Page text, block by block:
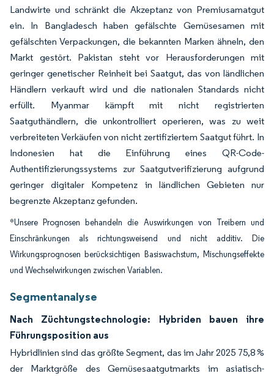
Landwirte und schränkt die Akzeptanz von Premiusamatgut
ein. In Bangladesch haben gefälschte Gemüsesamen mit
gefälschten Verpackungen, die bekannten Marken ähneln, den
Markt gestört. Pakistan steht vor Herausforderungen mit
geringer genetischer Reinheit bei Saatgut, das von ländlichen
Händlern verkauft wird und die nationalen Standards nicht
erfüllt. Myanmar kämpft mit nicht registrierten
Saatguthändlern, die unkontrolliert operieren, was zu weit
verbreiteten Verkäufen von nicht zertifiziertem Saatgut führt. In
Indonesien hat die Einführung eines QR-Code-
Authentifizierungssystems zur Saatgutverifizierung aufgrund
geringer digitaler Kompetenz in ländlichen Gebieten nur
begrenzte Akzeptanz gefunden.
*Unsere Prognosen behandeln die Auswirkungen von Treibern und
Einschränkungen als richtungsweisend und nicht additiv. Die
Wirkungsprognosen berücksichtigen Basiswachstum, Mischungseffekte
und Wechselwirkungen zwischen Variablen.
Segmentanalyse
Nach Züchtungstechnologie: Hybriden bauen ihre
Führungsposition aus
Hybridlinien sind das größte Segment, das im Jahr 2025 75,8 %
der Marktgröße des Gemüsesaatgutmarkts im asiatisch-